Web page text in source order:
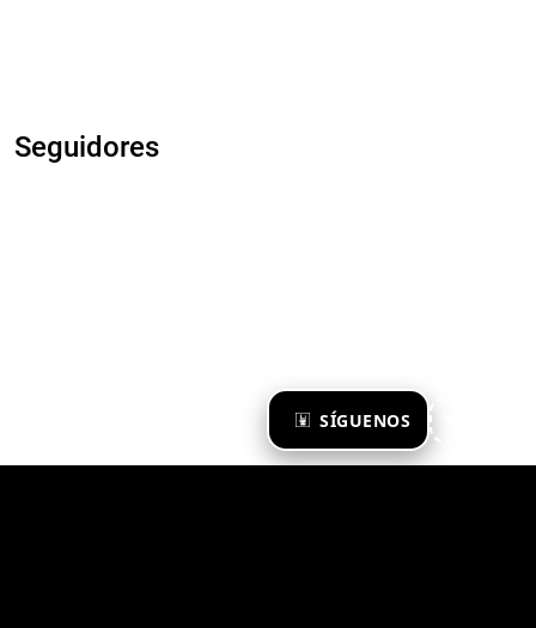
SÍGUENOS
Seguidores